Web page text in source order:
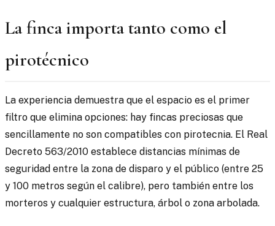
La finca importa tanto como el
pirotécnico
La experiencia demuestra que el espacio es el primer
filtro que elimina opciones: hay fincas preciosas que
sencillamente no son compatibles con pirotecnia. El Real
Decreto 563/2010 establece distancias mínimas de
seguridad entre la zona de disparo y el público (entre 25
y 100 metros según el calibre), pero también entre los
morteros y cualquier estructura, árbol o zona arbolada.